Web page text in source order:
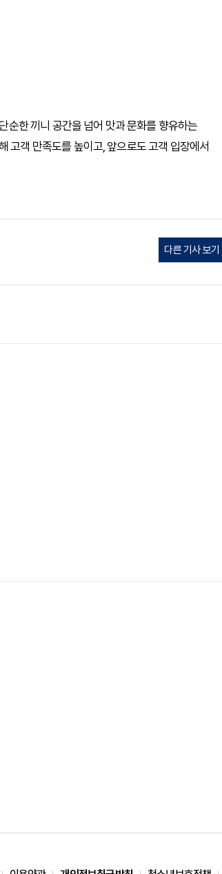
순한 끼니 공간을 넘어 맛과 문화를 향유하는
고객 만족도를 높이고, 앞으로도 고객 입장에서
다른 기사 보기